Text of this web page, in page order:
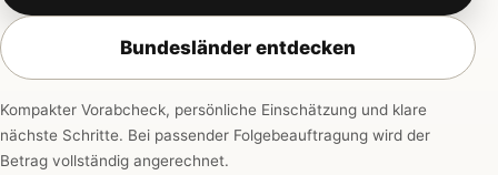
Bundesländer entdecken
Kompakter Vorabcheck, persönliche Einschätzung und klare
nächste Schritte. Bei passender Folgebeauftragung wird der
Betrag vollständig angerechnet.